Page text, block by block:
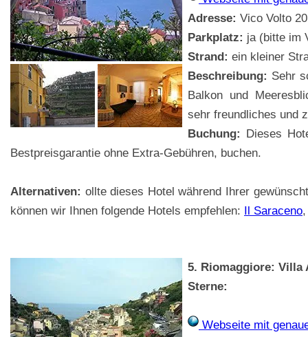
Adresse: Vico Volto
Parkplatz: ja (bitte im
Strand: ein kleiner
Beschreibung: Sehr
Balkon und
sehr freundliches und
Buchung: Dieses
Bestpreisgarantie ohne Extra-Gebühren, buchen.
Alternativen: ollte dieses Hotel während Ihrer
können wir Ihnen folgende Hotels empfehlen: Il Saraceno
5. Riomaggiore: Villa
Sterne:
Webseite mit